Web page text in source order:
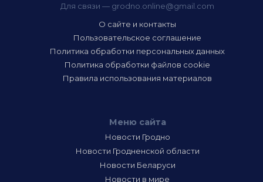
Для связи — grodno.online@gmail.com
О сайте и контакты
Пользовательское соглашение
Политика обработки персональных данных
Политика обработки файлов cookie
Правила использования материалов
Меню сайта
Новости Гродно
Новости Гродненской области
Новости Беларуси
Новости в мире